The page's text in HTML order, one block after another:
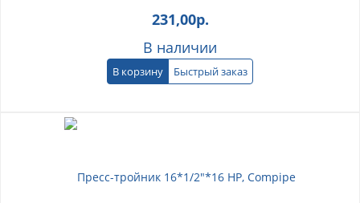
231,00р.
В наличии
В корзину Быстрый заказ